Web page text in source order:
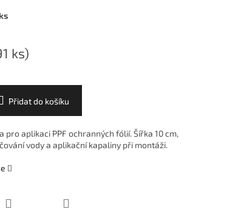
ks)
Přidat do košíku
pro aplikaci PPF ochranných fólií. Šířka 10 cm,
vody a aplikační kapaliny při montáži.